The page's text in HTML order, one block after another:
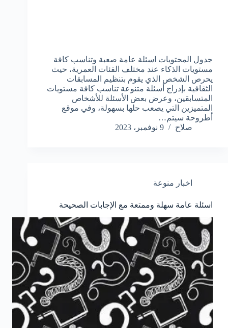
جدول المحتويات اسئلة عامة صعبة وتناسب كافة
مستويات الذكاء عند مختلف الفئات العمرية، حيث
يحرص الشخص الذي يقوم بتنظيم المسابقات
الثقافية بإدراج أسئلة متنوعة تناسب كافة مستويات
المتسابقين، وعرض بعض الأسئلة للأشخاص
المتميزين التي يصعب حلها بسهولة، وفي موقع
أطروحة سيتم…
صلاح
9 نوفمبر، 2023
اخبار منوعة
اسئلة عامة سهلة وممتعة مع الإجابات الصحيحة